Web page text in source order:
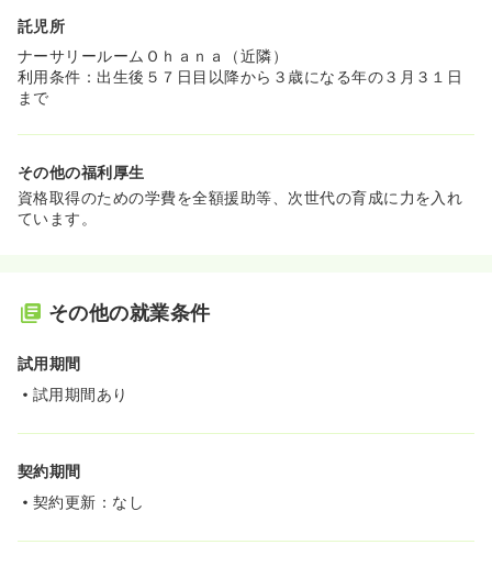
託児所
ナーサリールームＯｈａｎａ（近隣）
利用条件：出生後５７日目以降から３歳になる年の３月３１日
まで
その他の福利厚生
資格取得のための学費を全額援助等、次世代の育成に力を入れ
ています。
その他の就業条件
試用期間
試用期間あり
契約期間
契約更新：なし